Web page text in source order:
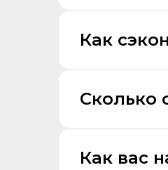
Как
Сколько
Как вас